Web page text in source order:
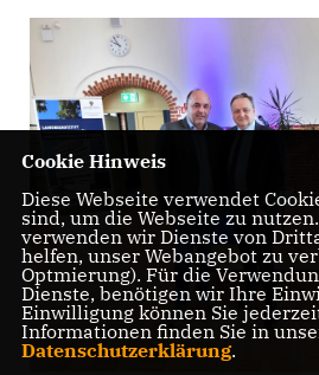
Cookie Hinweis
Diese Webseite verwendet
sind, um die Webseite zu
verwenden wir Dienste von
helfen, unser Webangebot zu
Optmierung). Für die
Dienste, benötigen wir Ihre
Einwilligung können Sie
Informationen finden Sie in
Datenschutzerklärung.